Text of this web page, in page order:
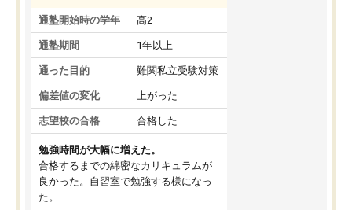
通塾開始時の学年 高2
通塾期間 1年以上
通った目的 難関私立受験対策
偏差値の変化 上がった
志望校の合格 合格した
勉強時間が大幅に増えた。
合格するまでの綿密なカリキュラムが
良かった。自習室で勉強する様になっ
た。